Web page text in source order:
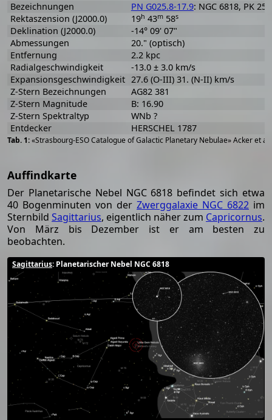
«Strasbourg-ESO Catalogue of Galactic Planetary Nebulae» Acker et
Bezeichnungen PN G025.8-17.9: NGC 6818, PK
Rektaszension (J2000.0)
19h 43m58s
Deklination (J2000.0)
-14° 09' 07"
Abmessungen
20." (optisch)
Entfernung
2.2 kpc
Radialgeschwindigkeit
-13.0 ± 3.0 km/s
Expansionsgeschwindigkeit 27.6 (O-III) 31. (N-II) km/s
Z-Stern Bezeichnungen
AG82 381
Z-Stern Magnitude
B: 16.90
Z-Stern Spektraltyp
WNb ?
Entdecker
HERSCHEL 1787
Auffindkarte
Der Planetarische Nebel NGC 6818 befindet sich etwa
40 Bogenminuten von der Zwerggalaxie NGC 6822 im
Sternbild Sagittarius, eigentlich näher zum Capricornus.
Von März bis Dezember ist er am besten zu
beobachten.
Sagittarius: Planetarischer Nebel NGC 6818